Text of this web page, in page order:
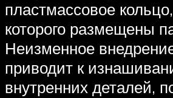
пластмассовое
которого размещены
Неизменное
приводит к
внутренних деталей,